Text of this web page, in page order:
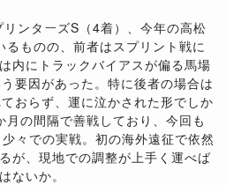
ンターズS（4着）、今年の高松
ものの、前者はスプリント戦に
内にトラックバイアスが偏る馬場
要因があった。特に後者の場合は
おらず、運に泣かされた形でしか
の間隔で善戦しており、今回も
々での実戦。初の海外遠征で依然
が、現地での調整が上手く運べば
ないか。